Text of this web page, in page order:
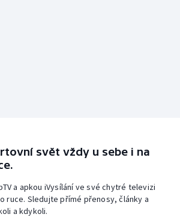
svět vždy u sebe i na
a apkou iVysílání ve své chytré televizi
ruce. Sledujte přímé přenosy, články a
a kdykoli.